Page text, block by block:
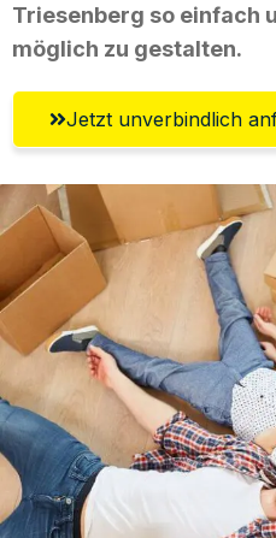
Triesenberg so einfach
möglich zu gestalten.
Jetzt unverbindlich